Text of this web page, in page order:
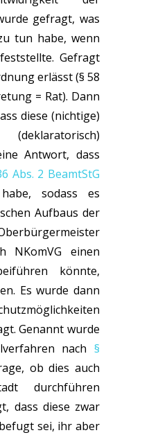
gefragt, was
tun habe, wenn
Gefragt
erlässt (§ 58
= Rat). Dann
diese (nichtige)
Antwort, dass
Abs. 2 BeamtStG
sodass es
Aufbaus der
NKomVG einen
könnte,
Es wurde dann
Genannt wurde
nach §
ob dies auch
durchführen
dass diese zwar
sei, ihr aber